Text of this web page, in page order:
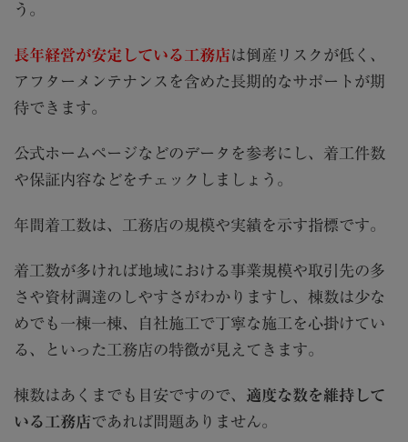
う。
長年経営が安定している工務店は倒産リスクが低く、
アフターメンテナンスを含めた長期的なサポートが期
待できます。
公式ホームページなどのデータを参考にし、着工件数
や保証内容などをチェックしましょう。
年間着工数は、工務店の規模や実績を示す指標です。
着工数が多ければ地域における事業規模や取引先の多
さや資材調達のしやすさがわかりますし、棟数は少な
めでも一棟一棟、自社施工で丁寧な施工を心掛けてい
る、といった工務店の特徴が見えてきます。
棟数はあくまでも目安ですので、 適度な数を維持して
いる工務店であれば問題ありません。